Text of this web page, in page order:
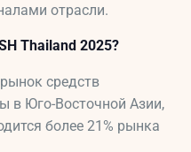
отрасли.
Thailand 2025?
средств
в Юго-Восточной Азии,
более 21% рынка